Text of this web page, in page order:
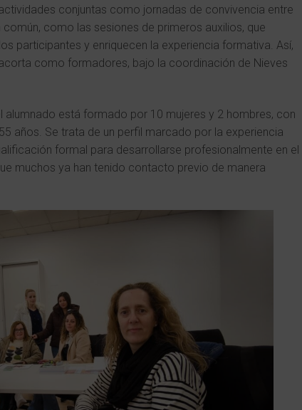
conjuntas como jornadas de convivencia entre
como las sesiones de primeros auxilios, que
participantes y enriquecen la experiencia formativa. Así,
como formadores, bajo la coordinación de Nieves
alumnado está formado por 10 mujeres y 2 hombres, con
años. Se trata de un perfil marcado por la experiencia
formal para desarrollarse profesionalmente en el
muchos ya han tenido contacto previo de manera